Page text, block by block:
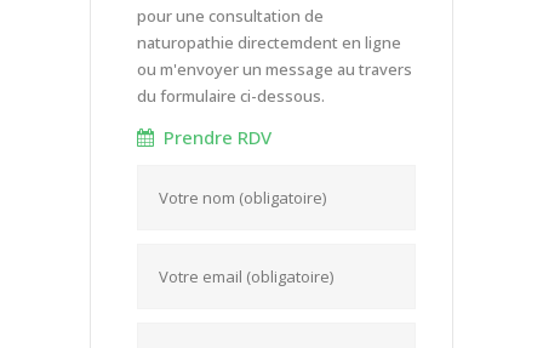
pour une consultation de
naturopathie directemdent en ligne
ou m'envoyer un message au travers
du formulaire ci-dessous.
Prendre RDV